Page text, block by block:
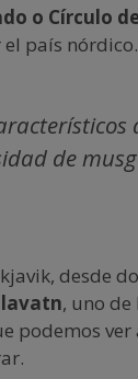
o Círculo
país nórdico.
de
desde
, uno de
podemos ver